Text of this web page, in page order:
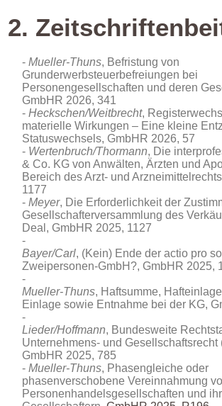
2.
Mueller-Thuns, Befristung von
Grunderwerbsteuerbefreiungen bei
Personengesellschaften und deren
GmbHR 2026, 341
Heckschen/Weitbrecht,
materielle Wirkungen – Eine kleine
Statuswechsels, GmbHR 2026, 57
Wertenbruch/Thormann, Die
& Co. KG von Anwälten, Ärzten und
Bereich des Arzt- und Arzneimittelrechts
1177
Meyer, Die Erforderlichkeit der
Gesellschafterversammlung des
Deal, GmbHR 2025, 1127
Bayer/Carl, (Kein) Ende der actio pro
Zweipersonen-GmbH?, GmbHR 2025,
Mueller-Thuns, Haftsumme,
Einlage sowie Entnahme bei der KG,
Lieder/Hoffmann, Bundesweite
Unternehmens- und Gesellschaftsrecht
GmbHR 2025, 785
Mueller-Thuns, Phasengleiche oder
phasenverschobene Vereinnahmung
Personenhandelsgesellschaften und